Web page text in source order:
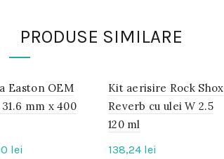
PRODUSE SIMILARE
Easton OEM
31.6 mm x 400
lei
IN
STOC
Kit aerisire Rock Shox
Reverb cu ulei W 2.5
120 ml
138,24 lei